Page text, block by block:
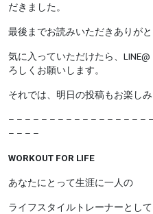
だきました。
最後までお読みいただきありがと
気に入っていただけたら、
ろしくお願いします。
それでは、明日の投稿もお楽しみ
– – – – – – – – – – – – – – – – –
– – – –
WORKOUT FOR LIFE
あなたにとって生涯に一人の
ライフスタイルトレーナーとして